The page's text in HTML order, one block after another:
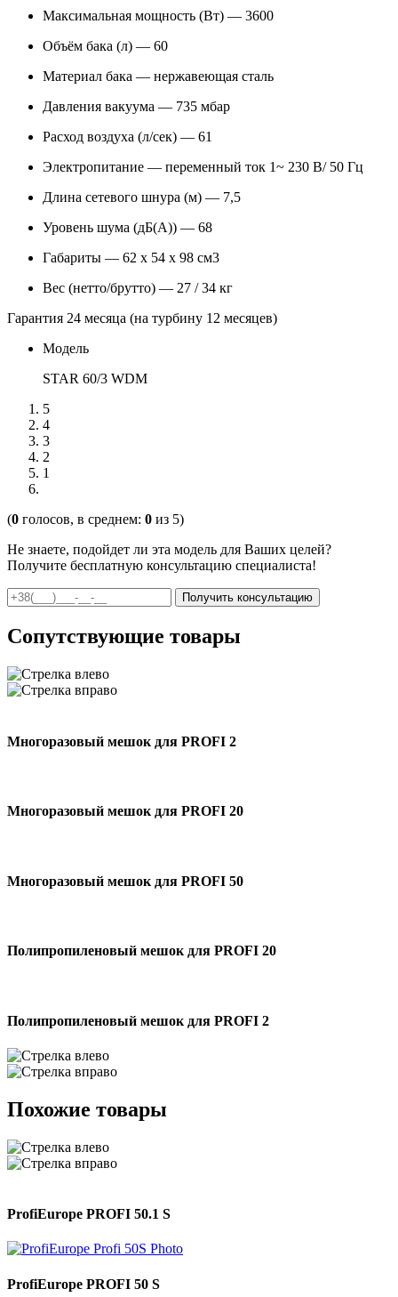
Максимальная мощность (Вт) — 3600
Объём бака (л) — 60
Материал бака — нержавеющая сталь
Давления вакуума — 735 мбар
Расход воздуха (л/сек) — 61
Электропитание — переменный ток 1~ 230 В/ 50 Гц
Длина сетевого шнура (м) — 7,5
Уровень шума (дБ(А)) — 68
Габариты — 62 х 54 х 98 см3
Вес (нетто/брутто) — 27 / 34 кг
Гарантия 24 месяца (на турбину 12 месяцев)
Модель
STAR 60/3 WDM
5
4
3
2
1
(0 голосов, в среднем: 0 из 5)
Не знаете, подойдет ли эта модель для Ваших целей?
Получите бесплатную консультацию специалиста!
Сопутствующие товары
Многоразовый мешок для PROFI 2
Многоразовый мешок для PROFI 20
Многоразовый мешок для PROFI 50
Полипропиленовый мешок для PROFI 20
Полипропиленовый мешок для PROFI 2
Похожие товары
ProfiEurope PROFI 50.1 S
ProfiEurope PROFI 50 S